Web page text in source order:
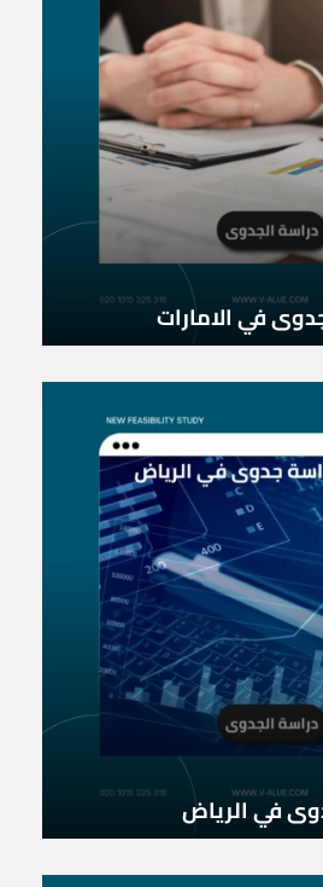
في الامارات
في الرياض